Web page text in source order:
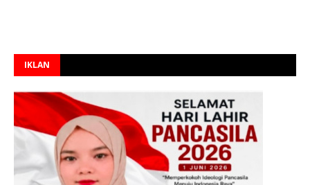
IKLAN